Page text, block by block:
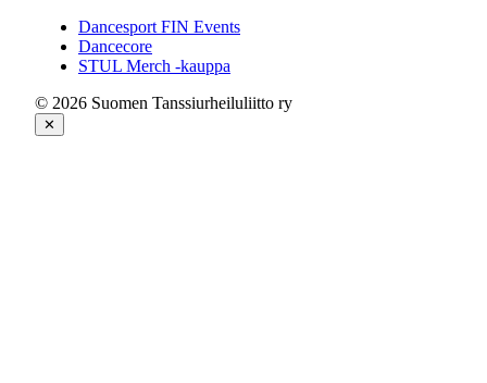
Dancesport FIN Events
Dancecore
STUL Merch -kauppa
© 2026 Suomen Tanssiurheiluliitto ry
✕